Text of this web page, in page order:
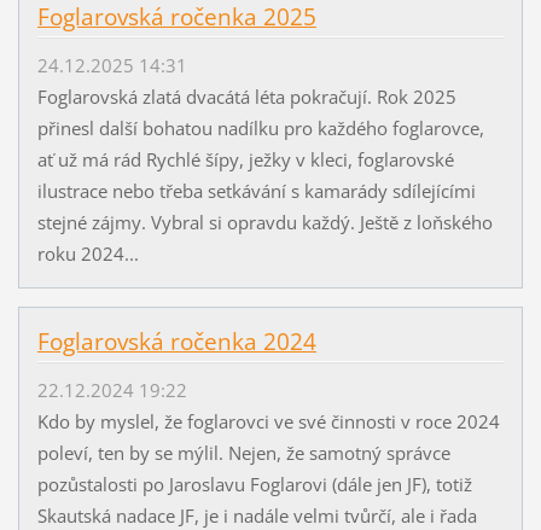
Foglarovská ročenka 2025
24.12.2025 14:31
Foglarovská zlatá dvacátá léta pokračují. Rok 2025
přinesl další bohatou nadílku pro každého foglarovce,
ať už má rád Rychlé šípy, ježky v kleci, foglarovské
ilustrace nebo třeba setkávání s kamarády sdílejícími
stejné zájmy. Vybral si opravdu každý. Ještě z loňského
roku 2024...
Foglarovská ročenka 2024
22.12.2024 19:22
Kdo by myslel, že foglarovci ve své činnosti v roce 2024
poleví, ten by se mýlil. Nejen, že samotný správce
pozůstalosti po Jaroslavu Foglarovi (dále jen JF), totiž
Skautská nadace JF, je i nadále velmi tvůrčí, ale i řada